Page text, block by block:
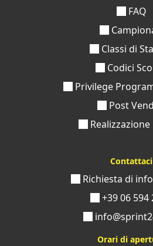
FAQ
Classi di
Codici
Privilege
Post
Contattaci
Richiesta di
+39 06 594
Orari di